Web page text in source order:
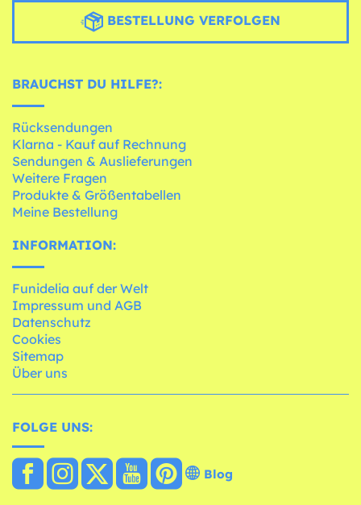
BESTELLUNG VERFOLGEN
BRAUCHST DU HILFE?:
Rücksendungen
Klarna - Kauf auf Rechnung
Sendungen & Auslieferungen
Weitere Fragen
Produkte & Größentabellen
Meine Bestellung
INFORMATION:
Funidelia auf der Welt
Impressum und AGB
Datenschutz
Cookies
Sitemap
Über uns
FOLGE UNS:
Blog